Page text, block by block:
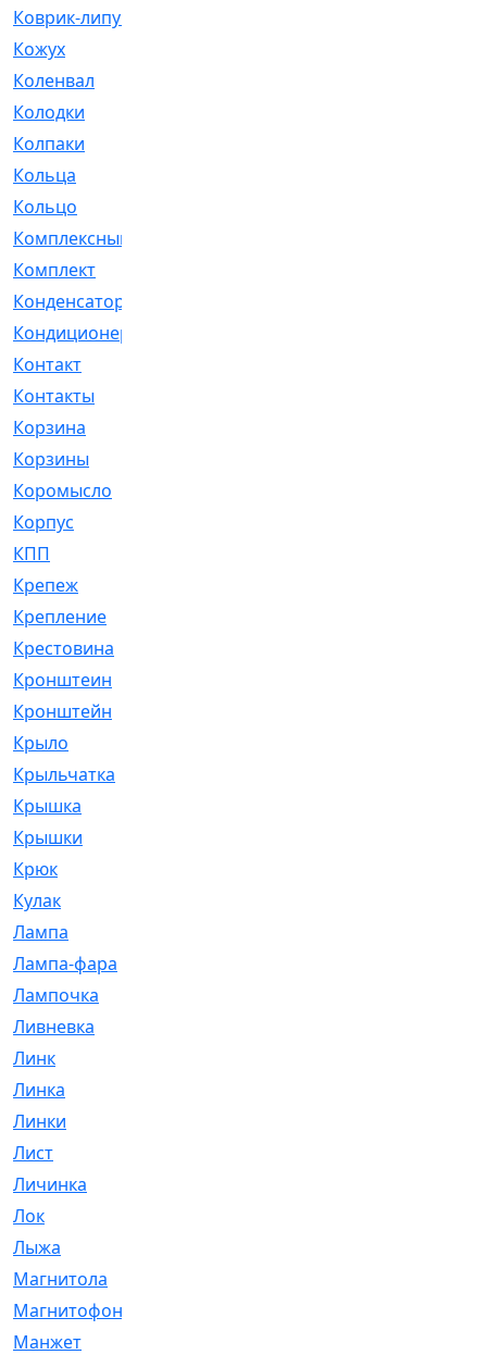
Коврик-липучка
Кожух
Коленвал
Колодки
Колпаки
Кольца
Кольцо
Комплексный
Комплект
Конденсатор
Кондиционер
Контакт
Контакты
Корзина
Корзины
Коромысло
Корпус
КПП
Крепеж
Крепление
Крестовина
Кронштеин
Кронштейн
Крыло
Крыльчатка
Крышка
Крышки
Крюк
Кулак
Лампа
Лампа-фара
Лампочка
Ливневка
Линк
Линка
Линки
Лист
Личинка
Лок
Лыжа
Магнитола
Магнитофон
Манжет